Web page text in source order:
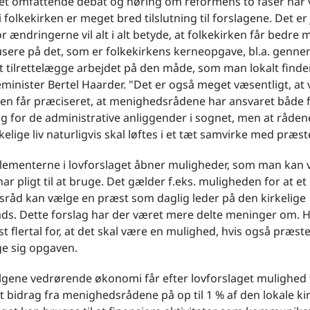
er meget bred tilslutning til forslagene. Det er
ændringerne vil alt i alt betyde, at folkekirken får bedre
på det, som er folkekirkens kerneopgave, bl.a.
tilrettelægge arbejdet på den måde, som man lokalt
Bertel Haarder. "Det er også meget væsentligt, at
får præciseret, at menighedsrådene har ansvaret både
for de administrative anliggender i sognet, men at
liv naturligvis skal løftes i et tæt samvirke med
i lovforslaget åbner muligheder, som man kan
pligt til at bruge. Det gælder f.eks. muligheden for at et
kan vælge en præst som daglig leder på den kirkelige
Dette forslag har der været mere delte meninger om.
flertal for, at det skal være en mulighed, hvis også
sig opgaven.
vedrørende økonomi får efter lovforslaget
bidrag fra menighedsrådene på op til 1 % af den lokale